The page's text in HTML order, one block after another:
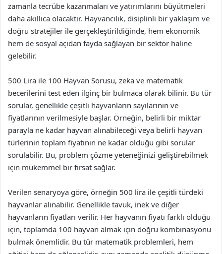
zamanla tecrübe kazanmaları ve yatırımlarını büyütmeleri
daha akıllıca olacaktır. Hayvancılık, disiplinli bir yaklaşım ve
doğru stratejiler ile gerçekleştirildiğinde, hem ekonomik
hem de sosyal açıdan fayda sağlayan bir sektör haline
gelebilir.
500 Lira ile 100 Hayvan Sorusu, zeka ve matematik
becerilerini test eden ilginç bir bulmaca olarak bilinir. Bu tür
sorular, genellikle çeşitli hayvanların sayılarının ve
fiyatlarının verilmesiyle başlar. Örneğin, belirli bir miktar
parayla ne kadar hayvan alınabileceği veya belirli hayvan
türlerinin toplam fiyatının ne kadar olduğu gibi sorular
sorulabilir. Bu, problem çözme yeteneğinizi geliştirebilmek
için mükemmel bir fırsat sağlar.
Verilen senaryoya göre, örneğin 500 lira ile çeşitli türdeki
hayvanlar alınabilir. Genellikle tavuk, inek ve diğer
hayvanların fiyatları verilir. Her hayvanın fiyatı farklı olduğu
için, toplamda 100 hayvan almak için doğru kombinasyonu
bulmak önemlidir. Bu tür matematik problemleri, hem